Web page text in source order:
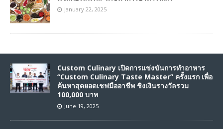
January 22, 2025
Custom Culinary เปิดการแข่งขันการทำอาหาร
“Custom Culinary Taste Master” ครั้งแรก เพื่อ
ค้นหาสุดยอดเชฟมืออาชีพ ชิงเงินรางวัลรวม
100,000 บาท
June 19, 2025